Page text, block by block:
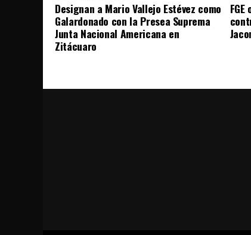
Designan a Mario Vallejo Estévez como
Galardonado con la Presea Suprema
Junta Nacional Americana en
Zitácuaro